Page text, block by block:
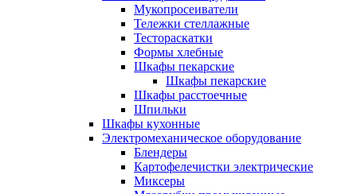
Мукопросеиватели
Тележки стеллажные
Тестораскатки
Формы хлебные
Шкафы пекарские
Шкафы пекарские
Шкафы расстоечные
Шпильки
Шкафы кухонные
Электромеханическое оборудование
Блендеры
Картофелечистки электрические
Миксеры